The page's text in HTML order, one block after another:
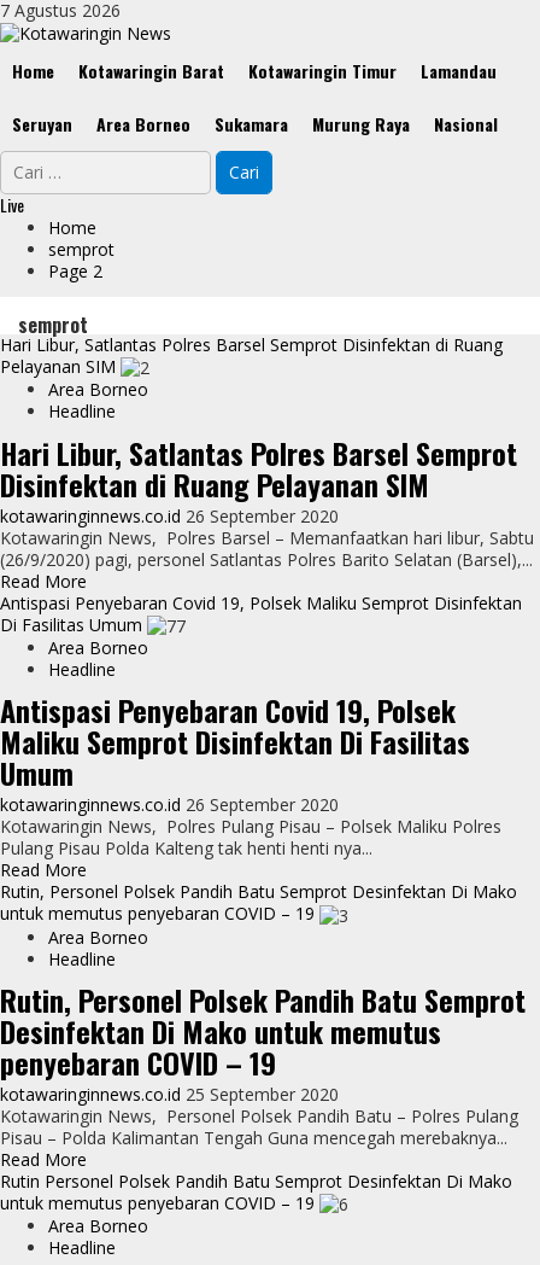
Skip
to
7 Agustus 2026
Menu
Home Kotawaringin Barat Kotawaringin Timur Lamandau
Seruyan Area Borneo Sukamara Murung Raya Nasional
Cari
untuk:
Live
Home
semprot
Page 2
semprot
Hari Libur, Satlantas Polres Barsel Semprot Disinfektan di Ruang
Pelayanan SIM
Area Borneo
Headline
Hari Libur, Satlantas Polres Barsel Semprot
Disinfektan di Ruang Pelayanan SIM
kotawaringinnews.co.id 26 September 2020
Kotawaringin News, Polres Barsel – Memanfaatkan hari libur, Sabtu
(26/9/2020) pagi, personel Satlantas Polres Barito Selatan (Barsel),...
Read More
more
about
Hari
Libur,
Polres
Barsel
Semprot
di
Ruang
Pelayanan
SIM
Antispasi Penyebaran Covid 19, Polsek Maliku Semprot Disinfektan
Di Fasilitas Umum
Area Borneo
Headline
Antispasi Penyebaran Covid 19, Polsek
Maliku Semprot Disinfektan Di Fasilitas
Umum
kotawaringinnews.co.id 26 September 2020
Kotawaringin News, Polres Pulang Pisau – Polsek Maliku Polres
Pulang Pisau Polda Kalteng tak henti henti nya...
Read More
more
about
Antispasi
Penyebaran
19,
Polsek
Maliku
Semprot
Disinfektan
Di
Fasilitas
Umum
Rutin, Personel Polsek Pandih Batu Semprot Desinfektan Di Mako
untuk memutus penyebaran COVID – 19
Area Borneo
Headline
Rutin, Personel Polsek Pandih Batu Semprot
Desinfektan Di Mako untuk memutus
penyebaran COVID – 19
kotawaringinnews.co.id 25 September 2020
Kotawaringin News, Personel Polsek Pandih Batu – Polres Pulang
Pisau – Polda Kalimantan Tengah Guna mencegah merebaknya...
Read More
more
about
Rutin,
Personel
Rutin Personel Polsek Pandih Batu Semprot Desinfektan Di Mako
untuk memutus penyebaran COVID – 19
Area Borneo
Headline